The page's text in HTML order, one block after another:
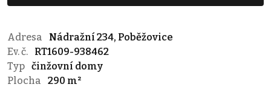
Adresa
Nádražní 234, Poběžovice
Ev. č.
RT1609-938462
Typ činžovní domy
Plocha
290 m²